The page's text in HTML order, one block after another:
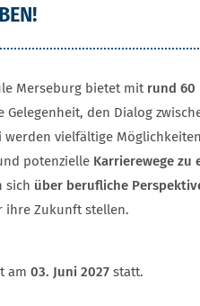
Merseburg bietet mit rund 60
Gelegenheit, den Dialog
vielfältige
potenzielle Karrierewege zu
sich über berufliche
ihre Zukunft stellen.
am 03. Juni 2027 statt.